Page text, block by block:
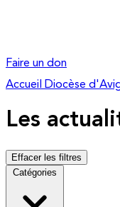
Faire un don
Accueil
Diocèse
Les
Effacer les filtres
Catégories